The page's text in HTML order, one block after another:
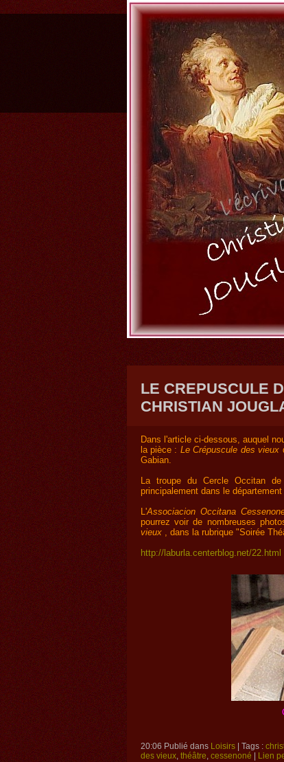
LE CREPUSCULE
CHRISTIAN
Dans l'article ci-dessous, auquel
la pièce : Le Crépuscule des vieux
Gabian.
La troupe du Cercle Occitan
principalement dans le département
L'Associacion Occitana
pourrez voir de nombreuses
vieux, dans la rubrique "Soirée
http://laburla.centerblog.net/22.html
20:06 Publié dans Loisirs| Tags :
des vieux, théâtre, cessenoné Lien